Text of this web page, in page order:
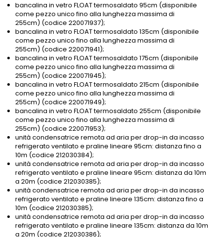
bancalina in vetro FLOAT termosaldato 95cm (disponibile
come pezzo unico fino alla lunghezza massima di
255cm) (codice 220071937);
bancalina in vetro FLOAT termosaldato 135cm (disponibile
come pezzo unico fino alla lunghezza massima di
255cm) (codice 220071941);
bancalina in vetro FLOAT termosaldato 175cm (disponibile
come pezzo unico fino alla lunghezza massima di
255cm) (codice 220071945);
bancalina in vetro FLOAT termosaldato 215cm (disponibile
come pezzo unico fino alla lunghezza massima di
255cm) (codice 220071949);
bancalina in vetro FLOAT termosaldato 255cm (disponibile
come pezzo unico fino alla lunghezza massima di
255cm) (codice 220071953);
unità condensatrice remota ad aria per drop-in da incasso
refrigerato ventilato e praline lineare 95cm: distanza fino a
10m (codice 212030384);
unità condensatrice remota ad aria per drop-in da incasso
refrigerato ventilato e praline lineare 95cm: distanza da 10m
a 20m (codice 212030385);
unità condensatrice remota ad aria per drop-in da incasso
refrigerato ventilato e praline lineare 135cm: distanza fino a
10m (codice 212030385);
unità condensatrice remota ad aria per drop-in da incasso
refrigerato ventilato e praline lineare 135cm: distanza da 10m
a 20m (codice 212030386);